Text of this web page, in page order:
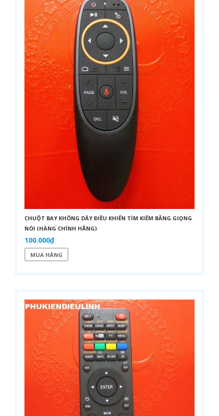
CHUỘT BAY KHÔNG DÂY ĐIỀU KHIỂN TÌM KIẾM BẰNG GIỌNG
NÓI (HÀNG CHÍNH HÃNG)
100.000₫
MUA HÀNG